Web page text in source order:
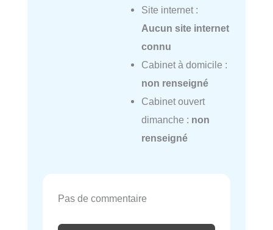
Site internet :
Aucun site internet
connu
Cabinet à domicile :
non renseigné
Cabinet ouvert
dimanche : non
renseigné
Pas de commentaire